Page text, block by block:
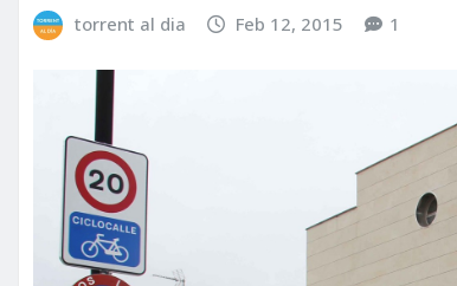
torrent al dia Feb 12, 2015 1